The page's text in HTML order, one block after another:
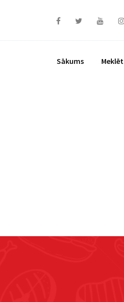
Sākums Meklēt